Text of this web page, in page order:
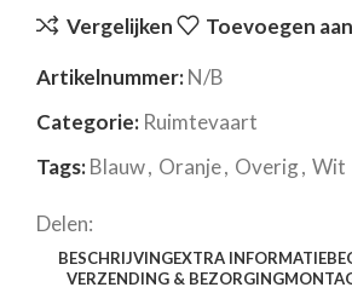
Vergelijken Toevoegen
Artikelnummer:N/B
Categorie: Ruimtevaart
Tags:Blauw, Oranje, Overig, Wit
Delen:
BESCHRIJVINGEXTRA INFORMATIE
VERZENDING & BEZORGING